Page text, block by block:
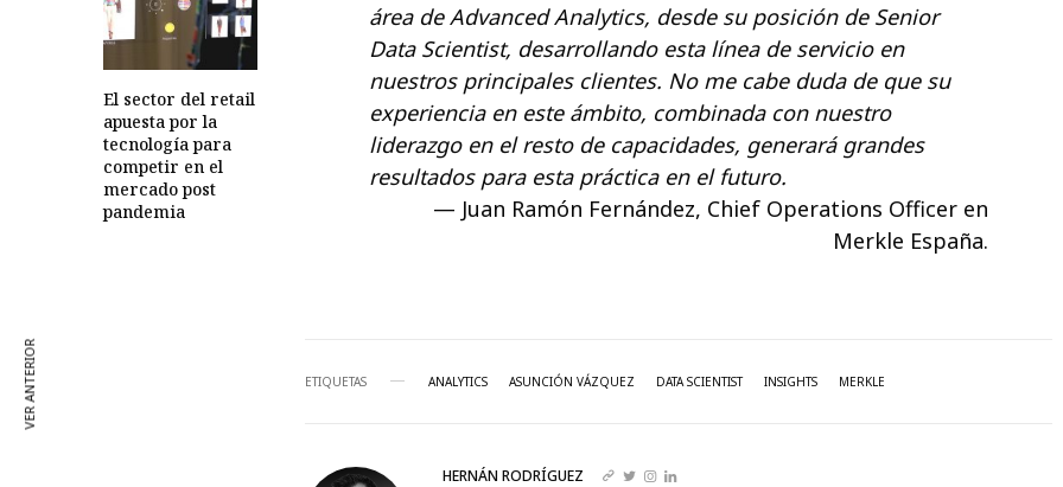
El sector del retail
apuesta por la
tecnología para
competir en el
mercado post
pandemia
área de Advanced Analytics, desde su posición de Senior
Data Scientist, desarrollando esta línea de servicio en
nuestros principales clientes. No me cabe duda de que su
experiencia en este ámbito, combinada con nuestro
liderazgo en el resto de capacidades, generará grandes
resultados para esta práctica en el futuro.
Juan Ramón Fernández, Chief Operations Officer en
Merkle España.
ETIQUETAS ANALYTICS ASUNCIÓN VÁZQUEZ DATA SCIENTIST INSIGHTS MERKLE
HERNÁN RODRÍGUEZ
VER ANTERIOR